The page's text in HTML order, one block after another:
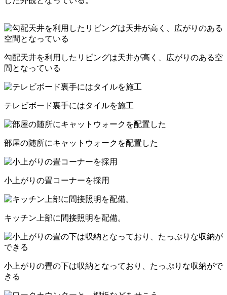
勾配天井を利用したリビングは天井が高く、広がりのある空
間となっている
テレビボード裏手にはタイルを施工
部屋の随所にキャットウォークを配置した
小上がりの畳コーナーを採用
キッチン上部に間接照明を配備。
小上がりの畳の下は収納となっており、たっぷりな収納がで
きる